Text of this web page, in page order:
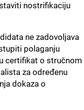
nostrifikaciju
ne zadovoljava
polaganju
certifikat o stručnom
za određenu
dokaza o